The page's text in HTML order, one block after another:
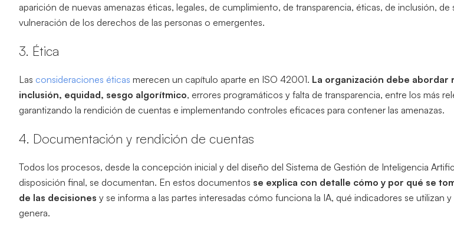
aparición de nuevas amenazas éticas, legales, de cumplimiento, de transparencia, éticas, de inclusión, de
vulneración de los derechos de las personas o emergentes.
3. Ética
Las consideraciones éticas merecen un capítulo aparte en ISO 42001. La organización debe abordar
inclusión, equidad, sesgo algorítmico, errores programáticos y falta de transparencia, entre los más
garantizando la rendición de cuentas e implementando controles eficaces para contener las amenazas.
4. Documentación y rendición de cuentas
Todos los procesos, desde la concepción inicial y del diseño del Sistema de Gestión de Inteligencia
disposición final, se documentan. En estos documentos se explica con detalle cómo y por qué se
de las decisiones y se informa a las partes interesadas cómo funciona la IA, qué indicadores se utilizan
genera.